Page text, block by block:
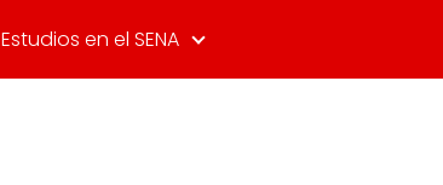
Estudios en el SENA